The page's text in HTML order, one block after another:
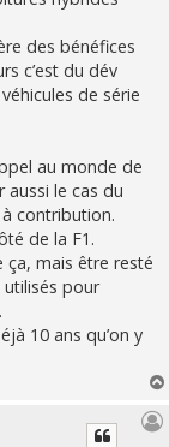
des bénéfices
c’est du dév
de série
au monde de
aussi le cas du
contribution.
de la F1.
mais être resté
pour
10 ans qu’on y